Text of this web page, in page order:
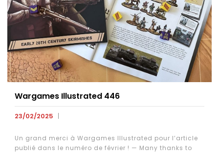
Wargames Illustrated 446
23/02/2025
Un grand merci à Wargames Illustrated pour l’article
publié dans le numéro de février ! — Many thanks to